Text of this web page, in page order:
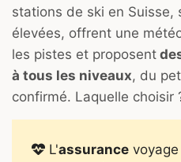
stations de ski en
élevées, offrent une
les pistes et proposent
à tous les niveaux, du
confirmé. Laquelle choisir
L'assurance